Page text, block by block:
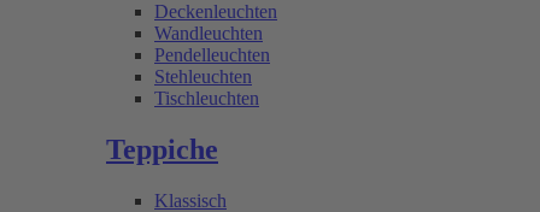
Deckenleuchten
Wandleuchten
Pendelleuchten
Stehleuchten
Tischleuchten
Teppiche
Klassisch